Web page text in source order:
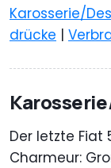
Karosserie/
drücke |
Der letzte Fiat
Charmeur: